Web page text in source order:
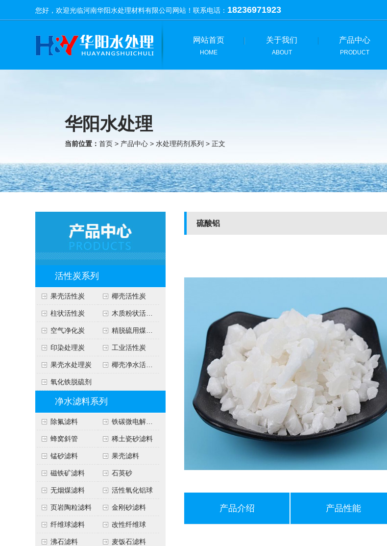
您好，欢迎光临河南华阳水处理材料有限公司网站！联系电话： 18236971923
网站首页
HOME
关于我们
ABOUT
产品中心
PRODUCT
华阳水处理
当前位置： 首页 > 产品中心 > 水处理药剂系列 > 正文
活性炭系列
果壳活性炭 椰壳活性炭
柱状活性炭 木质粉状活性炭
空气净化炭 精脱硫用煤质炭
印染处理炭 工业活性炭
果壳水处理炭 椰壳净水活性炭
氧化铁脱硫剂
净水滤料系列
除氟滤料 铁碳微电解填料
蜂窝斜管 稀土瓷砂滤料
锰砂滤料 果壳滤料
磁铁矿滤料 石英砂
无烟煤滤料 活性氧化铝球
页岩陶粒滤料 金刚砂滤料
纤维球滤料 改性纤维球
沸石滤料 麦饭石滤料
硫酸铝
产品介绍 产品性能